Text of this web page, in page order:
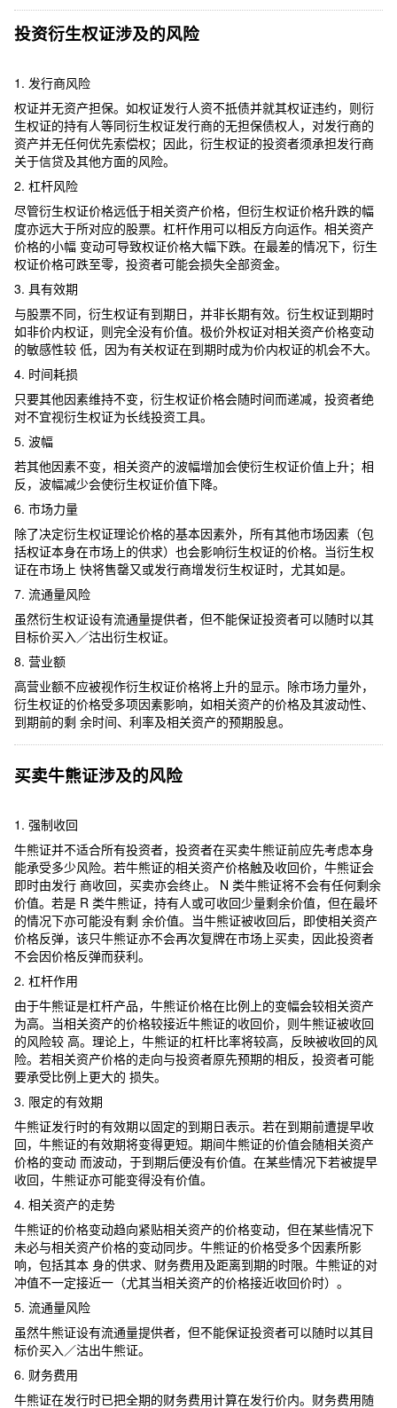
投资衍生权证涉及的风险
1. 发行商风险
权证并无资产担保。如权证发行人资不抵债并就其权证违约，则衍
生权证的持有人等同衍生权证发行商的无担保债权人，对发行商的
资产并无任何优先索偿权；因此，衍生权证的投资者须承担发行商
关于信贷及其他方面的风险。
2. 杠杆风险
尽管衍生权证价格远低于相关资产价格，但衍生权证价格升跌的幅
度亦远大于所对应的股票。杠杆作用可以相反方向运作。相关资产
价格的小幅 变动可导致权证价格大幅下跌。在最差的情况下，衍生
权证价格可跌至零，投资者可能会损失全部资金。
3. 具有效期
与股票不同，衍生权证有到期日，并非长期有效。衍生权证到期时
如非价内权证，则完全没有价值。极价外权证对相关资产价格变动
的敏感性较 低，因为有关权证在到期时成为价内权证的机会不大。
4. 时间耗损
只要其他因素维持不变，衍生权证价格会随时间而递减，投资者绝
对不宜视衍生权证为长线投资工具。
5. 波幅
若其他因素不变，相关资产的波幅增加会使衍生权证价值上升；相
反，波幅减少会使衍生权证价值下降。
6. 市场力量
除了决定衍生权证理论价格的基本因素外，所有其他市场因素（包
括权证本身在市场上的供求）也会影响衍生权证的价格。当衍生权
证在市场上 快将售罄又或发行商增发衍生权证时，尤其如是。
7. 流通量风险
虽然衍生权证设有流通量提供者，但不能保证投资者可以随时以其
目标价买入／沽出衍生权证。
8. 营业额
高营业额不应被视作衍生权证价格将上升的显示。除市场力量外，
衍生权证的价格受多项因素影响，如相关资产的价格及其波动性、
到期前的剩 余时间、利率及相关资产的预期股息。
买卖牛熊证涉及的风险
1. 强制收回
牛熊证并不适合所有投资者，投资者在买卖牛熊证前应先考虑本身
能承受多少风险。若牛熊证的相关资产价格触及收回价，牛熊证会
即时由发行 商收回，买卖亦会终止。 N 类牛熊证将不会有任何剩余
价值。若是 R 类牛熊证，持有人或可收回少量剩余价值，但在最坏
的情况下亦可能没有剩 余价值。当牛熊证被收回后，即使相关资产
价格反弹，该只牛熊证亦不会再次复牌在市场上买卖，因此投资者
不会因价格反弹而获利。
2. 杠杆作用
由于牛熊证是杠杆产品，牛熊证价格在比例上的变幅会较相关资产
为高。当相关资产的价格较接近牛熊证的收回价，则牛熊证被收回
的风险较 高。理论上，牛熊证的杠杆比率将较高，反映被收回的风
险。若相关资产价格的走向与投资者原先预期的相反，投资者可能
要承受比例上更大的 损失。
3. 限定的有效期
牛熊证发行时的有效期以固定的到期日表示。若在到期前遭提早收
回，牛熊证的有效期将变得更短。期间牛熊证的价值会随相关资产
价格的变动 而波动，于到期后便没有价值。在某些情况下若被提早
收回，牛熊证亦可能变得没有价值。
4. 相关资产的走势
牛熊证的价格变动趋向紧贴相关资产的价格变动，但在某些情况下
未必与相关资产价格的变动同步。牛熊证的价格受多个因素所影
响，包括其本 身的供求、财务费用及距离到期的时限。牛熊证的对
冲值不一定接近一（尤其当相关资产的价格接近收回价时）。
5. 流通量风险
虽然牛熊证设有流通量提供者，但不能保证投资者可以随时以其目
标价买入／沽出牛熊证。
6. 财务费用
牛熊证在发行时已把全期的财务费用计算在发行价内。财务费用随